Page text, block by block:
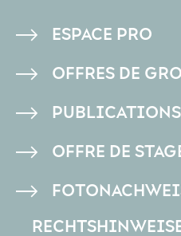
PIED
DE
ESPACE PRO
OFFRES DE
PUBLICATIONS
OFFRE DE